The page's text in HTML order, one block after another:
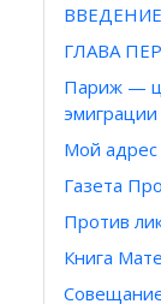
ВВЕДЕНИЕ
ГЛАВА
Париж —
эмиграции
Мой
Газета
Против
Книга